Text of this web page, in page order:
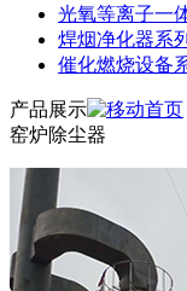
光氧等离子一
焊烟净化器系列
催化燃烧设备
产品展示
窑炉除尘器